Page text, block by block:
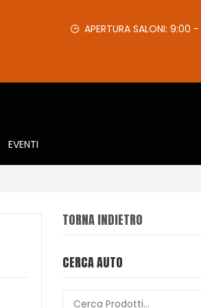
APERTURA SALONI: 9:00
EVENTI
TORNA INDIETRO
CERCA AUTO